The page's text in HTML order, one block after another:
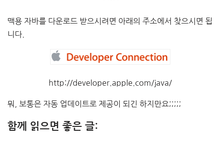
맥용 자바를 다운로드 받으시려면 아래의 주소에서 찾으시면 됩
니다.
http://developer.apple.com/java/
뭐, 보통은 자동 업데이트로 제공이 되긴 하지만요;;;;;
함께 읽으면 좋은 글: